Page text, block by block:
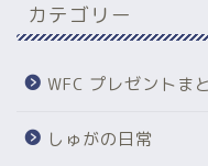
カテゴリー
WFC プレゼントま
しゅがの日常